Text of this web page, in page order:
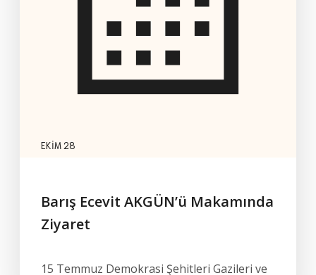
EKIM 28
Barış Ecevit AKGÜN’ü Makamında
Ziyaret
15 Temmuz Demokrasi Şehitleri Gazileri ve